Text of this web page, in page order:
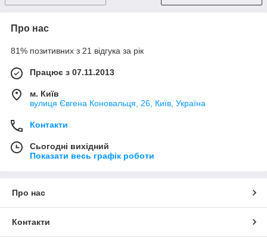
Про нас
81% позитивних з 21 відгука за рік
Працює з 07.11.2013
м. Київ
вулиця Євгена Коновальця, 26, Київ, Україна
Контакти
Сьогодні вихідний
Показати весь графік роботи
Про нас
Контакти